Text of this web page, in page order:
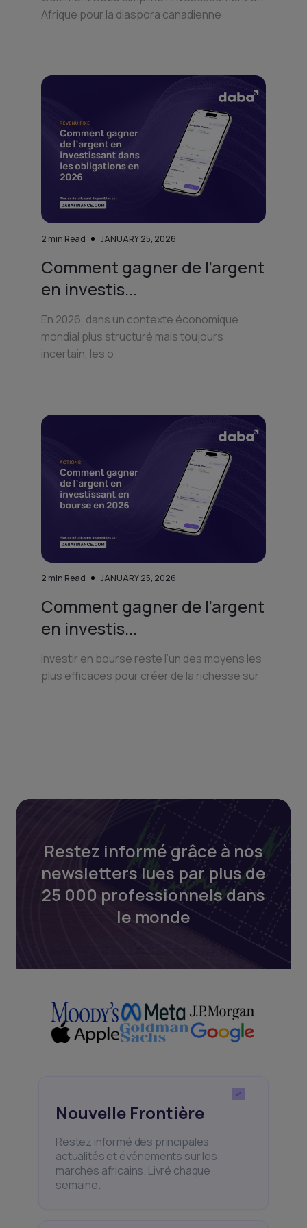
Afrique pour la diaspora canadienne
2 min Read JANUARY 25, 2026
Comment gagner de l’argent
en investis...
En 2026, dans un contexte économique
mondial plus structuré mais toujours
incertain, les o
2 min Read JANUARY 25, 2026
Comment gagner de l’argent
en investis...
Investir en bourse reste l’un des moyens les
plus efficaces pour créer de la richesse sur
Restez informé grâce à nos
newsletters lues par plus de
25 000 professionnels dans
le monde
Nouvelle Frontière
Restez informé des principales
actualités et événements sur les
marchés africains. Livré chaque
semaine.